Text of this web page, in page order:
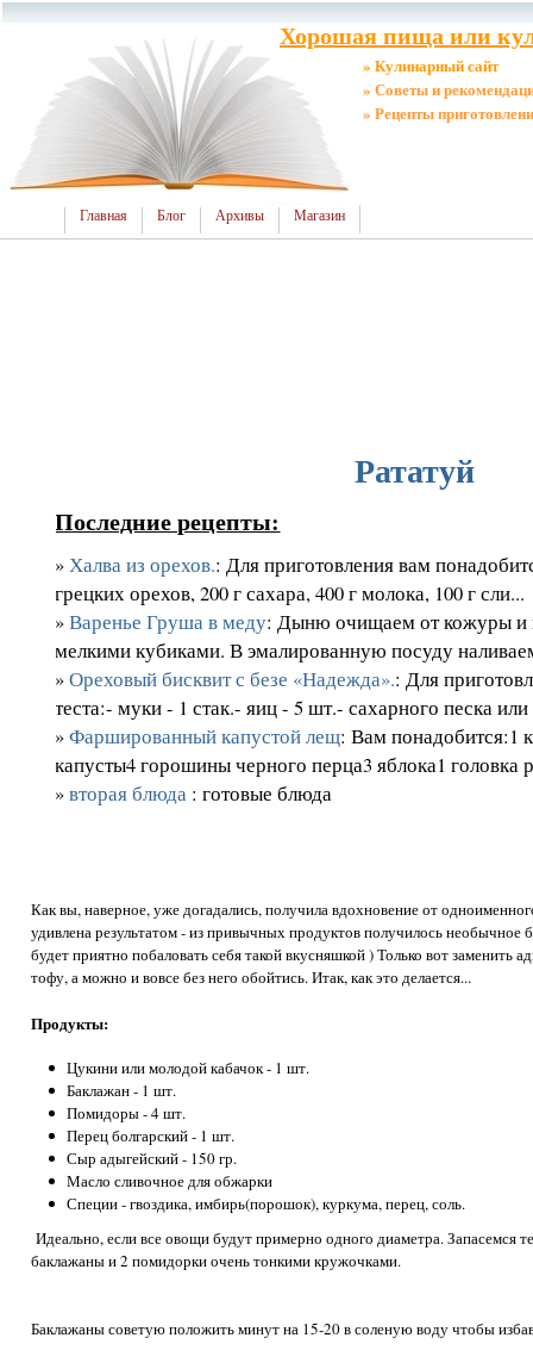
Хорошая пища или
» Кулинарный сайт
» Советы и
» Рецепты
Главная Блог Архивы Магазин
Рататуй
Последние рецепты:
»Халва из орехов.: Для приготовления вам
грецких орехов, 200 г сахара, 400 г молока, 100 г сли...
»Варенье Груша в меду: Дыню очищаем от кожуры и
мелкими кубиками. В эмалированную посуду
»Ореховый бисквит с безе «Надежда».: Для
теста:- муки - 1 стак.- яиц - 5 шт.- сахарного песка
»Фаршированный капустой лещ: Вам понадобится:1
капусты4 горошины черного перца3 яблока1 головка
»вторая блюда : готовые блюда
Как вы, наверное, уже догадались, получила вдохновение от
удивлена результатом - из привычных продуктов получилось необычное
будет приятно побаловать себя такой вкусняшкой ) Только вот заменить
тофу, а можно и вовсе без него обойтись. Итак, как это делается...
Продукты:
Цукини или молодой кабачок - 1 шт.
Баклажан - 1 шт.
Помидоры - 4 шт.
Перец болгарский - 1 шт.
Сыр адыгейский - 150 гр.
Масло сливочное для обжарки
Специи - гвоздика, имбирь(порошок), куркума, перец, соль.
Идеально, если все овощи будут примерно одного диаметра. Запасемся
баклажаны и 2 помидорки очень тонкими кружочками.
Баклажаны советую положить минут на 15-20 в соленую воду чтобы